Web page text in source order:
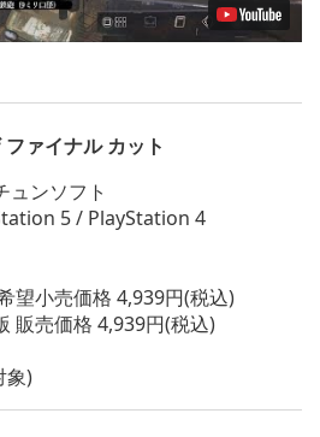
ァイナル カット
ュンソフト
5 / PlayStation 4
望小売価格 4,939円(税込)
価格 4,939円(税込)
象)